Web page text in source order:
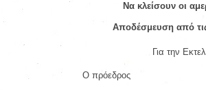
Να κλείσουν οι
Αποδέσμευση από τις
Για την
Ο πρόεδρος